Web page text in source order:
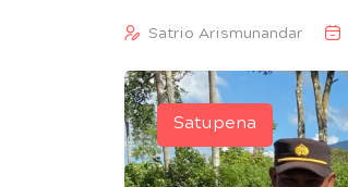
Satrio Arismunandar
Satupena